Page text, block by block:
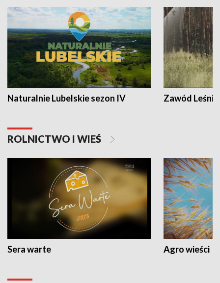
Naturalnie Lubelskie sezon IV Zawód Leśnik
ROLNICTWO I WIEŚ
Sera warte Agro wieści